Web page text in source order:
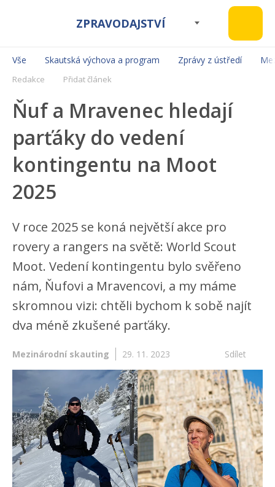
ZPRAVODAJSTVÍ
Vše Skautská výchova a program Zprávy z ústředí
Redakce Přidat článek
Ňuf a Mravenec hledají
parťáky do vedení
kontingentu na Moot
2025
V roce 2025 se koná největší akce pro
rovery a rangers na světě: World Scout
Moot. Vedení kontingentu bylo svěřeno
nám, Ňufovi a Mravencovi, a my máme
skromnou vizi: chtěli bychom k sobě najít
dva méně zkušené parťáky.
Mezinárodní skauting 29. 11. 2023 Sdílet